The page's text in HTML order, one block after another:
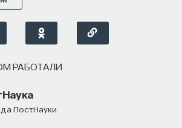
РАБОТАЛИ
ПостНауки
сон
Полуэктов